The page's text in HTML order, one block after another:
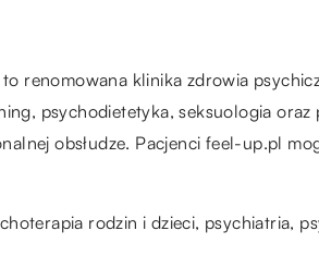
renomowana klinika zdrowia
psychodietetyka, seksuologia
obsłudze. Pacjenci feel-up.pl
rodzin i dzieci, psychiatria,